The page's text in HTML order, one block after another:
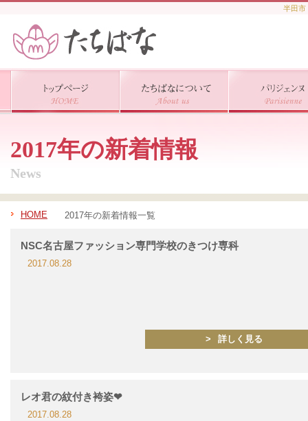
半田市
2017年の新着情報
News
HOME 2017年の新着情報一覧
NSC名古屋ファッション専門学校のきつけ専科
2017.08.28
詳しく見る
レオ君の紋付き袴姿❤
2017.08.28